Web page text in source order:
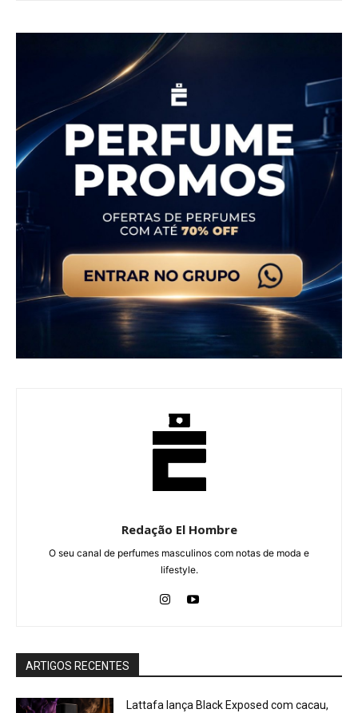
Redação El Hombre
O seu canal de perfumes masculinos com notas de moda e
lifestyle.
ARTIGOS RECENTES
Lattafa lança Black Exposed com cacau,